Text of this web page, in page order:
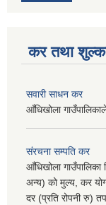
कर तथा
सवारी साधन कर
आँधिखोला
संरचना सम्पति कर
आँधिखोला
अन्य) को मुल्य, कर
दर (प्रति रोपनी रु)